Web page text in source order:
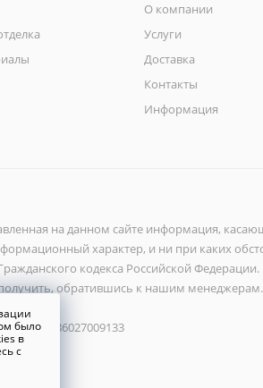
О компании
Услуги
Доставка
Контакты
Информация
на данном сайте информация,
характер, и ни при каких
кодекса Российской Федерации.
обратившись к нашим менеджерам.
ОГРН 1086027009133
было
в
с